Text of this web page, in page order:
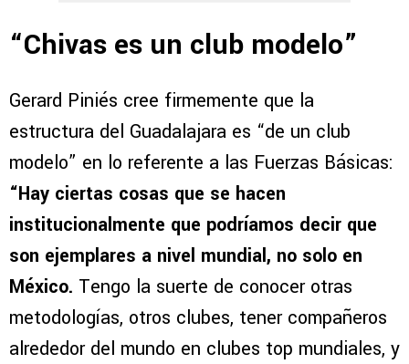
“Chivas es un club modelo”
Gerard Piniés cree firmemente que la
estructura del Guadalajara es “de un club
modelo” en lo referente a las Fuerzas Básicas:
“Hay ciertas cosas que se hacen
institucionalmente que podríamos decir que
son ejemplares a nivel mundial, no solo en
México. Tengo la suerte de conocer otras
metodologías, otros clubes, tener compañeros
alrededor del mundo en clubes top mundiales, y